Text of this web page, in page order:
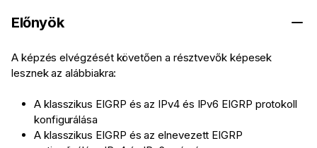
Előnyök
A képzés elvégzését követően a résztvevők képesek
lesznek az alábbiakra:
A klasszikus EIGRP és az IPv4 és IPv6 EIGRP protokoll
konfigurálása
A klasszikus EIGRP és az elnevezett EIGRP